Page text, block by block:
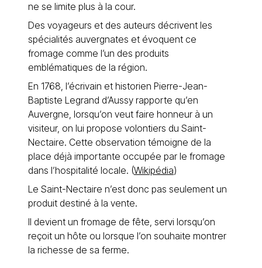
ne se limite plus à la cour.
Des voyageurs et des auteurs décrivent les
spécialités auvergnates et évoquent ce
fromage comme l’un des produits
emblématiques de la région.
En 1768, l’écrivain et historien Pierre-Jean-
Baptiste Legrand d’Aussy rapporte qu’en
Auvergne, lorsqu’on veut faire honneur à un
visiteur, on lui propose volontiers du Saint-
Nectaire. Cette observation témoigne de la
place déjà importante occupée par le fromage
dans l’hospitalité locale. (Wikipédia)
Le Saint-Nectaire n’est donc pas seulement un
produit destiné à la vente.
Il devient un fromage de fête, servi lorsqu’on
reçoit un hôte ou lorsque l’on souhaite montrer
la richesse de sa ferme.